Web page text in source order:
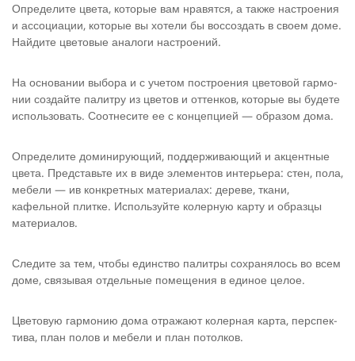
Определите цвета, которые вам нравятся, а также настрое­ния
и ассоциации, которые вы хотели бы воссоздать в своем доме.
Найдите цветовые аналоги настроений.
На основании выбора и с учетом построения цветовой гармо­
нии создайте палитру из цветов и оттенков, которые вы буде­те
использовать. Соотнесите ее с концепцией — образом дома.
Определите доминирующий, поддерживающий и акцентные
цвета. Представьте их в виде элементов интерьера: стен, пола,
мебели — ив конкретных материалах: дереве, ткани,
кафельной плитке. Используйте колерную карту и образцы
материалов.
Следите за тем, чтобы единство палитры сохранялось во всем
доме, связывая отдельные помещения в единое целое.
Цветовую гармонию дома отражают колерная карта, перспек­
тива, план полов и мебели и план потолков.